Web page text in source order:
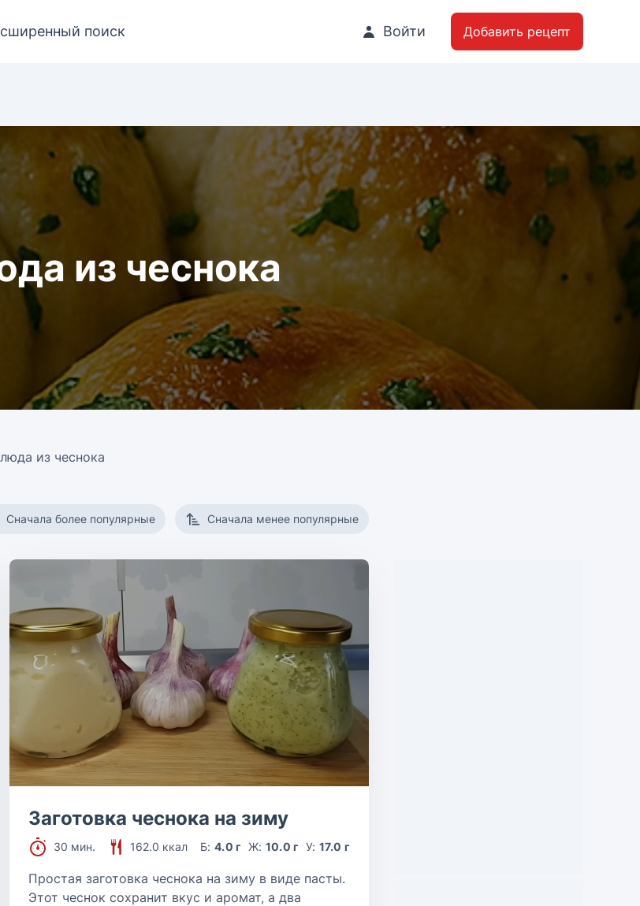
поиск Войти Добавить рецепт
из чеснока
из чеснока
Сначала более популярные Сначала менее популярные
Заготовка чеснока на зиму
30 мин. 162.0 ккал Б: 4.0 г Ж: 10.0 г У: 17.0 г
Простая заготовка чеснока на зиму в виде пасты.
Этот чеснок сохранит вкус и аромат, а два